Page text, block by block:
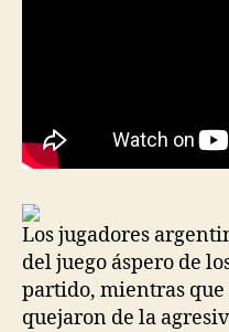
Los jugadores
del juego áspero de
partido, mientras que
quejaron de la